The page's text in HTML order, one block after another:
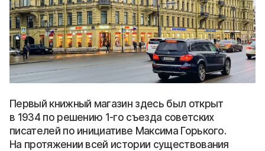
Первый книжный магазин здесь был открыт
в 1934 по решению 1-го съезда советских
писателей по инициативе Максима Горького.
На протяжении всей истории существования